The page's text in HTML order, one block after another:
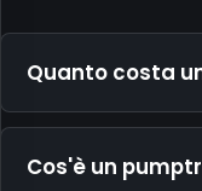
Quanto costa
Cos'è un
sito
riduce
i
al